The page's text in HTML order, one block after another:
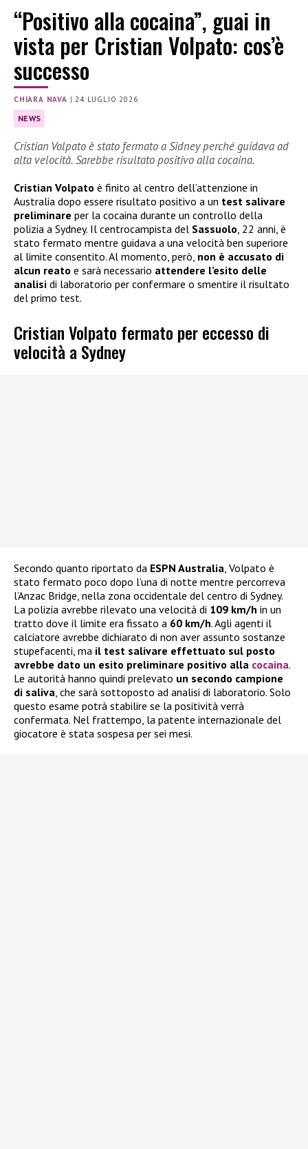
“Positivo alla cocaina”, guai in
vista per Cristian Volpato: cos’è
successo
CHIARA NAVA |24 LUGLIO 2026
NEWS
Cristian Volpato è stato fermato a Sidney perché guidava ad
alta velocità. Sarebbe risultato positivo alla cocaina.
Cristian Volpato è finito al centro dell’attenzione in
Australia dopo essere risultato positivo a un test salivare
preliminare per la cocaina durante un controllo della
polizia a Sydney. Il centrocampista del Sassuolo , 22 anni, è
stato fermato mentre guidava a una velocità ben superiore
al limite consentito. Al momento, però, non è accusato di
alcun reato e sarà necessario attendere l’esito delle
analisi di laboratorio per confermare o smentire il risultato
del primo test.
Cristian Volpato fermato per eccesso di
velocità a Sydney
Secondo quanto riportato da ESPN Australia, Volpato è
stato fermato poco dopo l’una di notte mentre percorreva
l’Anzac Bridge, nella zona occidentale del centro di Sydney.
La polizia avrebbe rilevato una velocità di 109 km/h in un
tratto dove il limite era fissato a 60 km/h. Agli agenti il
calciatore avrebbe dichiarato di non aver assunto sostanze
stupefacenti, ma il test salivare effettuato sul posto
avrebbe dato un esito preliminare positivo alla cocaina.
Le autorità hanno quindi prelevato un secondo campione
di saliva, che sarà sottoposto ad analisi di laboratorio. Solo
questo esame potrà stabilire se la positività verrà
confermata. Nel frattempo, la patente internazionale del
giocatore è stata sospesa per sei mesi.